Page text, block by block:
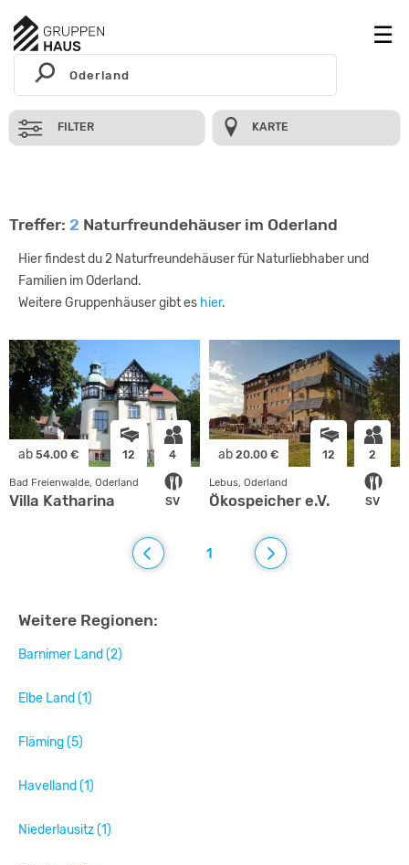
FILTER KARTE
Treffer: 2 Naturfreundehäuser im Oderland
Hier findest du 2 Naturfreundehäuser für Naturliebhaber und
Familien im Oderland.
Weitere Gruppenhäuser gibt es hier.
ab 54.00 € 12 4
SV
Bad Freienwalde, Oderland
Villa Katharina
ab 20.00 € 12 2
SV
Lebus, Oderland
Ökospeicher e.V.
1
Weitere Regionen:
Barnimer Land (2)
Elbe Land (1)
Fläming (5)
Havelland (1)
Niederlausitz (1)